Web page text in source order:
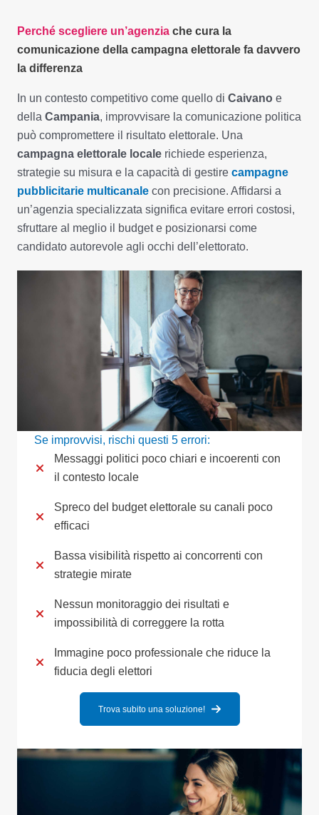
Perché scegliere un’agenzia che cura la
comunicazione della campagna elettorale fa davvero
la differenza
In un contesto competitivo come quello di Caivano e
della Campania, improvvisare la comunicazione politica
può compromettere il risultato elettorale. Una
campagna elettorale locale richiede esperienza,
strategie su misura e la capacità di gestire campagne
pubblicitarie multicanale con precisione. Affidarsi a
un’agenzia specializzata significa evitare errori costosi,
sfruttare al meglio il budget e posizionarsi come
candidato autorevole agli occhi dell’elettorato.
Se improvvisi, rischi questi 5 errori:
Messaggi politici poco chiari e incoerenti con
il contesto locale
Spreco del budget elettorale su canali poco
efficaci
Bassa visibilità rispetto ai concorrenti con
strategie mirate
Nessun monitoraggio dei risultati e
impossibilità di correggere la rotta
Immagine poco professionale che riduce la
fiducia degli elettori
Trova subito una soluzione!